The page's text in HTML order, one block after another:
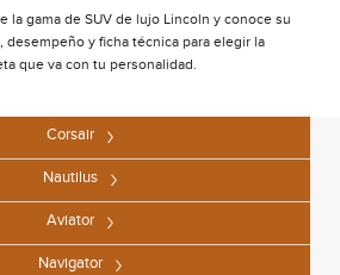
la gama de SUV de lujo Lincoln y conoce su
desempeño y ficha técnica para elegir la
que va con tu personalidad.
Corsair
Nautilus
Aviator
Navigator